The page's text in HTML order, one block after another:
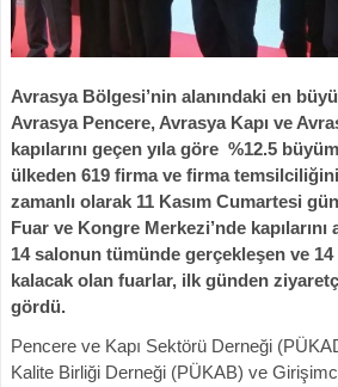
Avrasya Bölgesi’nin alanındaki en
Avrasya Pencere, Avrasya Kapı ve
kapılarını geçen yıla göre %12.5
ülkeden 619 firma ve firma
zamanlı olarak 11 Kasım Cumartesi
Fuar ve Kongre Merkezi’nde kapılarını
14 salonun tümünde gerçekleşen ve 14
kalacak olan fuarlar, ilk günden
gördü.
Pencere ve Kapı Sektörü Derneği
Kalite Birliği Derneği (PÜKAB) ve